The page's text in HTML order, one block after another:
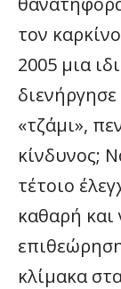
τον
2005 μια
«τζάμι»,
κίνδυνος;
τέτοιο
καθαρή
κλίμακα